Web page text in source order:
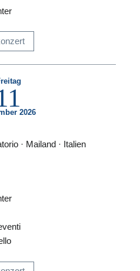
2026
· Mailand · Italien